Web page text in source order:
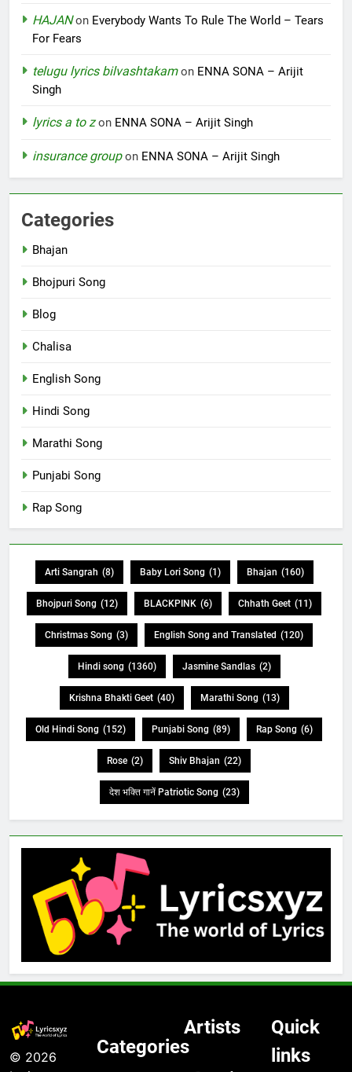
HAJANon Everybody Wants To Rule The World – Tears
For Fears
telugu lyrics bilvashtakamon ENNA SONA – Arijit
Singh
lyrics a to zon ENNA SONA – Arijit Singh
insurance groupon ENNA SONA – Arijit Singh
Categories
Bhajan
Bhojpuri Song
Blog
Chalisa
English Song
Hindi Song
Marathi Song
Punjabi Song
Rap Song
Arti Sangrah (8) Baby Lori Song (1) Bhajan (160)
Bhojpuri Song (12) BLACKPINK (6) Chhath Geet (11)
Christmas Song (3) English Song and Translated (120)
Hindi song (1360) Jasmine Sandlas (2)
Krishna Bhakti Geet (40) Marathi Song (13)
Old Hindi Song (152) Punjabi Song (89) Rap Song (6)
Rose (2) Shiv Bhajan (22)
देश भक्ति गानें Patriotic Song (23)
© 2026
Categories
Artists
Quick
links